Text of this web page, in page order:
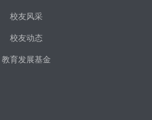
校友风采
校友动态
教育发展基金